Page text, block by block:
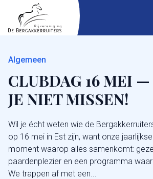
Algemeen
CLUBDAG 16 MEI
JE NIET MISSEN!
Wil je écht weten wie de
op 16 mei in Est zijn, want onze
moment waarop alles samenkomt:
paardenplezier en een programma
We trappen af met een...